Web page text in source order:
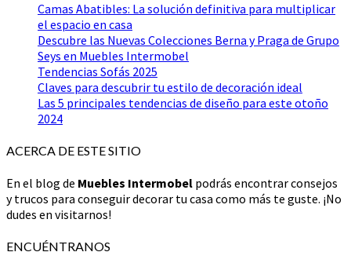
Camas Abatibles: La solución definitiva para multiplicar
el espacio en casa
Descubre las Nuevas Colecciones Berna y Praga de Grupo
Seys en Muebles Intermobel
Tendencias Sofás 2025
Claves para descubrir tu estilo de decoración ideal
Las 5 principales tendencias de diseño para este otoño
2024
ACERCA DE ESTE SITIO
En el blog de Muebles Intermobel podrás encontrar consejos
y trucos para conseguir decorar tu casa como más te guste. ¡No
dudes en visitarnos!
ENCUÉNTRANOS